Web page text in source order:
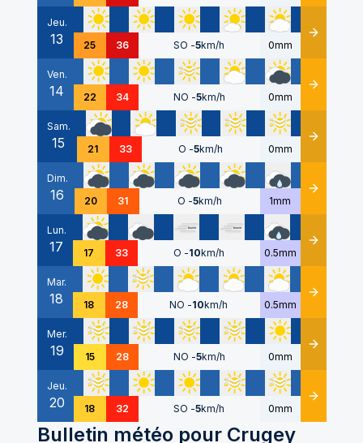
Jeu.
13 25 36 SO -5km/h 0mm Détails
Ven.
14 22 34 NO -5km/h 0mm Détails
Sam.
15 21 33 O -5km/h 0mm Détails
Dim.
16 20 31 O -5km/h 1mm Détails
Lun.
17 17 33 O -10km/h 0.5mm Détails
Mar.
18 18 28 NO -10km/h 0.5mm Détails
Mer.
19 15 28 NO -5km/h 0mm Détails
Jeu.
20 18 32 SO -5km/h 0mm Détails
Bulletin météo pour Crugey